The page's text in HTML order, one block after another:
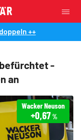
++
-
an
Wacker Neuson
+0,67%